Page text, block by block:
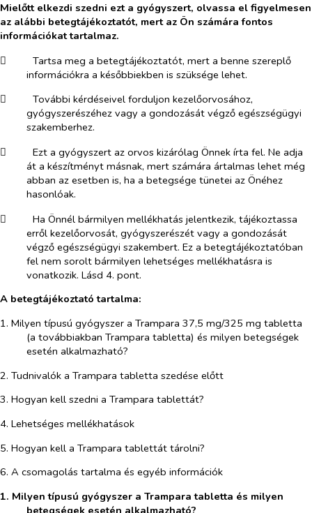
Mielőtt elkezdi szedni ezt a gyógyszert, olvassa el figyelmesen
az alábbi betegtájékoztatót, mert az Ön számára fontos
információkat tartalmaz.
​
Tartsa meg a betegtájékoztatót, mert a benne szereplő
információkra a későbbiekben is szüksége lehet.
​
További kérdéseivel forduljon kezelőorvosához,
gyógyszerészéhez vagy a gondozását végző egészségügyi
szakemberhez.
​
Ezt a gyógyszert az orvos kizárólag Önnek írta fel. Ne adja
át a készítményt másnak, mert számára ártalmas lehet még
abban az esetben is, ha a betegsége tünetei az Önéhez
hasonlóak.
​
Ha Önnél bármilyen mellékhatás jelentkezik, tájékoztassa
erről kezelőorvosát, gyógyszerészét vagy a gondozását
végző egészségügyi szakembert. Ez a betegtájékoztatóban
fel nem sorolt bármilyen lehetséges mellékhatásra is
vonatkozik. Lásd 4. pont.
A betegtájékoztató tartalma:
1. Milyen típusú gyógyszer a Trampara 37,5 mg/325 mg tabletta
(a továbbiakban Trampara tabletta) és milyen betegségek
esetén alkalmazható?
2. Tudnivalók a Trampara tabletta szedése előtt
3. Hogyan kell szedni a Trampara tablettát?
4. Lehetséges mellékhatások
5. Hogyan kell a Trampara tablettát tárolni?
6. A csomagolás tartalma és egyéb információk
1. Milyen típusú gyógyszer a Trampara tabletta és milyen